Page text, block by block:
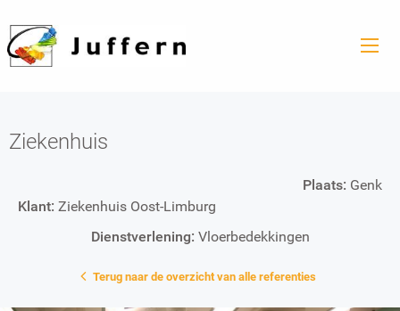
Ziekenhuis
Plaats: Genk
Klant: Ziekenhuis Oost-Limburg
Dienstverlening: Vloerbedekkingen
Terug naar de overzicht van alle referenties